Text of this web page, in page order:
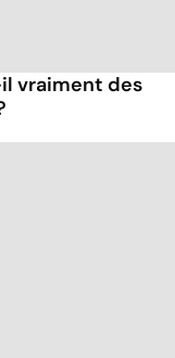
vraiment des